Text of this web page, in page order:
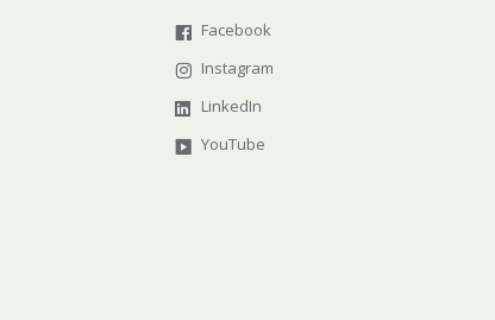
Facebook
Instagram
LinkedIn
YouTube